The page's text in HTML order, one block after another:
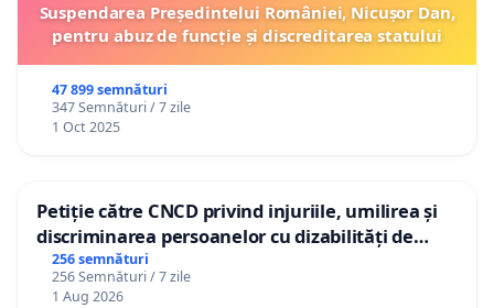
Suspendarea Președintelui României, Nicușor Dan,
pentru abuz de funcție și discreditarea statului
47 899 semnături
347 Semnături / 7 zile
1 Oct 2025
Petiție către CNCD privind injuriile, umilirea și
discriminarea persoanelor cu dizabilități de
către utilizatorul TikTok „Gorici”
256 semnături
256 Semnături / 7 zile
1 Aug 2026